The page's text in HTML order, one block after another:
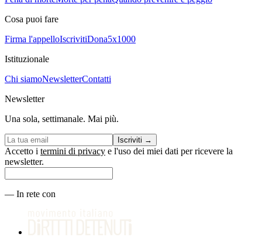
Cosa puoi fare
Firma l'appelloIscrivitiDona5x1000
Istituzionale
Chi siamoNewsletterContatti
Newsletter
Una sola, settimanale. Mai più.
Iscriviti →
Accetto i termini di privacy e l'uso dei miei dati per ricevere la
newsletter.
— In rete con